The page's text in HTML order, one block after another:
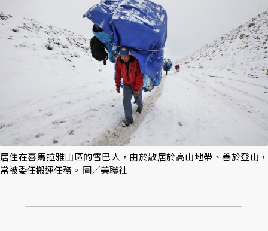
居住在喜馬拉雅山區的雪巴人，由於散居於高山地帶、善於登山，
常被委任搬運任務。 圖／美聯社